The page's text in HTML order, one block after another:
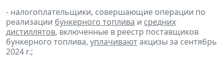
- налогоплательщики, совершающие операции по
реализации бункерного топлива и средних
дистиллятов, включенные в реестр поставщиков
бункерного топлива, уплачиваютакцизы за сентябрь
2024 г.;